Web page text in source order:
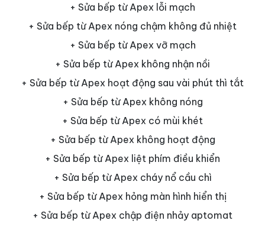
+ Sửa bếp từ Apex lỗi mạch
+ Sửa bếp từ Apex nóng chậm không đủ nhiệt
+ Sửa bếp từ Apex vỡ mạch
+ Sửa bếp từ Apex không nhận nồi
+ Sửa bếp từ Apex hoạt động sau vài phút thì tắt
+ Sửa bếp từ Apex không nóng
+ Sửa bếp từ Apex có mùi khét
+ Sửa bếp từ Apex không hoạt động
+ Sửa bếp từ Apex liệt phím điều khiển
+ Sửa bếp từ Apex cháy nổ cầu chì
+ Sửa bếp từ Apex hỏng màn hình hiển thị
+ Sửa bếp từ Apex chập điện nhảy aptomat